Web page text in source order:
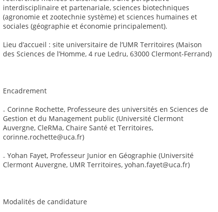
interdisciplinaire et partenariale, sciences biotechniques
(agronomie et zootechnie système) et sciences humaines et
sociales (géographie et économie principalement).
Lieu d’accueil : site universitaire de l’UMR Territoires (Maison
des Sciences de l’Homme, 4 rue Ledru, 63000 Clermont-Ferrand)
Encadrement
₋ Corinne Rochette, Professeure des universités en Sciences de
Gestion et du Management public (Université Clermont
Auvergne, CleRMa, Chaire Santé et Territoires,
corinne.rochette@uca.fr)
₋ Yohan Fayet, Professeur Junior en Géographie (Université
Clermont Auvergne, UMR Territoires, yohan.fayet@uca.fr)
Modalités de candidature